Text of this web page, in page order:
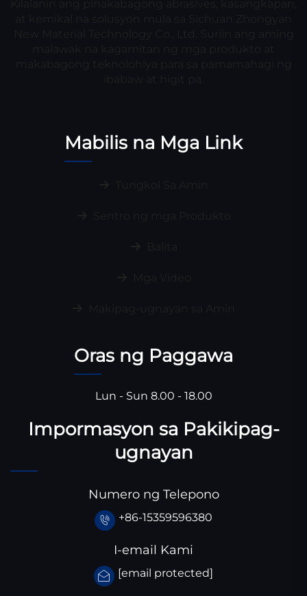
Mabilis na Mga Link
Oras ng Paggawa
Lun - Sun 8.00 - 18.00
Impormasyon sa Pakikipag-
ugnayan
Numero ng Telepono
+86-15359596380
I-email Kami
[email protected]